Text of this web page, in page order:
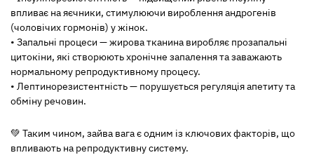
впливає на яєчники, стимулюючи вироблення андрогенів
(чоловічих гормонів) у жінок.
• Запальні процеси — жирова тканина виробляє прозапальні
цитокіни, які створюють хронічне запалення та заважають
нормальному репродуктивному процесу.
• Лептинорезистентність — порушується регуляція апетиту та
обміну речовин.
💚 Таким чином, зайва вага є одним із ключових факторів, що
впливають на репродуктивну систему.